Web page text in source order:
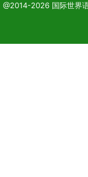
@2014-2026 国际世界